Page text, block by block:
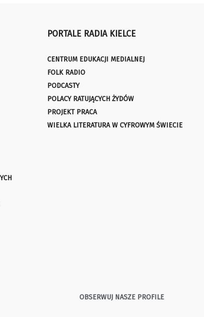
PORTALE RADIA KIELCE
CENTRUM EDUKACJI MEDIALNEJ
FOLK RADIO
PODCASTY
POLACY RATUJĄCYCH ŻYDÓW
PROJEKT PRACA
WIELKA LITERATURA W CYFROWYM ŚWIECIE
OBSERWUJ NASZE PROFILE